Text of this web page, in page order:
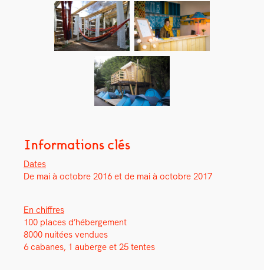
Informations clés
Dates
De mai à octo­bre 2016 et de mai à octo­bre 2017
En chiffres
100 places d’hébergement
8000 nuitées ven­dues
6 cabanes, 1 auberge et 25 tentes